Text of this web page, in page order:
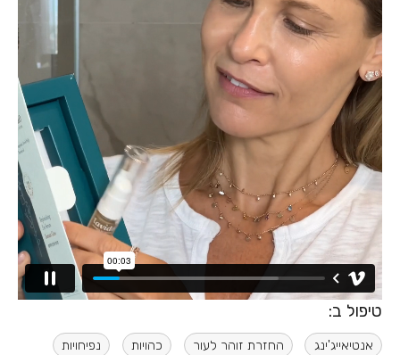
טיפול ב:
אנטיאייג'ינג החזרת זוהר לעור כהויות
נפיחויות